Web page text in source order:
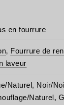
en fourrure
, Fourrure de
laveur
Naturel, Noir/
Naturel,